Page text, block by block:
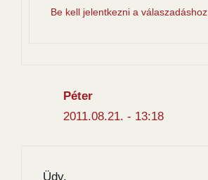
Be kell jelentkezni a válaszadáshoz
Péter
2011.08.21. - 13:18
Üdv.